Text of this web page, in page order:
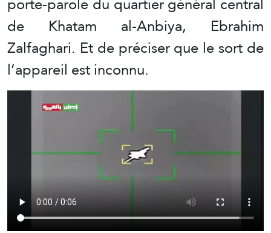
de Khatam al-Anbiya, Ebrahim
Zalfaghari. Et de préciser que le sort de
l’appareil est inconnu.